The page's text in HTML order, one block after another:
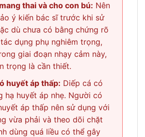
thai và cho con bú: Nên
ý kiến bác sĩ trước khi sử
dù chưa có bằng chứng rõ
dụng phụ nghiêm trọng,
giai đoạn nhạy cảm này,
trọng là cần thiết.
huyết áp thấp: Diếp cá có
hạ huyết áp nhẹ. Người có
áp thấp nên sử dụng với
vừa phải và theo dõi chặt
dùng quá liều có thể gây